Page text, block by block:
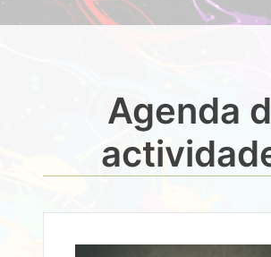
Agenda